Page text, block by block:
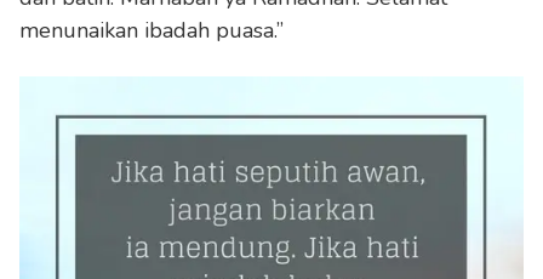
menunaikan ibadah puasa.”